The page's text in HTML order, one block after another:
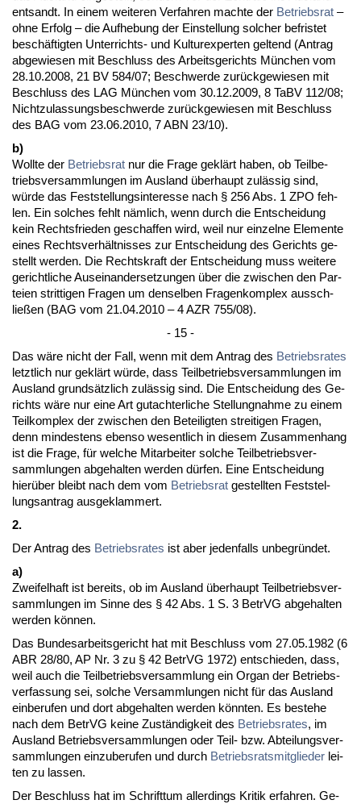
ent­sandt. In ei­nem wei­te­ren Ver­fah­ren mach­te der Be­triebs­rat –
oh­ne Er­folg – die Auf­he­bung der Ein­stel­lung sol­cher be­fris­tet
beschäftig­ten Un­ter­richts- und Kul­tur­ex­per­ten gel­tend (An­trag
ab­ge­wie­sen mit Be­schluss des Ar­beits­ge­richts München vom
28.10.2008, 21 BV 584/07; Be­schwer­de zurück­ge­wie­sen mit
Be­schluss des LAG München vom 30.12.2009, 8 TaBV 112/08;
Nicht­zu­las­sungs­be­schwer­de zurück­ge­wie­sen mit Be­schluss
des BAG vom 23.06.2010, 7 ABN 23/10).
b)
Woll­te der Be­triebs­rat nur die Fra­ge geklärt ha­ben, ob Teil­be­
triebs­ver­samm­lun­gen im Aus­land über­haupt zulässig sind,
würde das Fest­stel­lungs­in­ter­es­se nach § 256 Abs. 1 ZPO feh­
len. Ein sol­ches fehlt nämlich, wenn durch die Ent­schei­dung
kein Rechts­frie­den ge­schaf­fen wird, weil nur ein­zel­ne Ele­men­te
ei­nes Rechts­verhält­nis­ses zur Ent­schei­dung des Ge­richts ge­
stellt wer­den. Die Rechts­kraft der Ent­schei­dung muss wei­te­re
ge­richt­li­che Aus­ein­an­der­set­zun­gen über die zwi­schen den Par­
tei­en strit­ti­gen Fra­gen um den­sel­ben Fra­gen­kom­plex aus­sch­
ließen (BAG vom 21.04.2010 – 4 AZR 755/08).
- 15 -
Das wäre nicht der Fall, wenn mit dem An­trag des Be­triebs­ra­tes
letzt­lich nur geklärt würde, dass Teil­be­triebs­ver­samm­lun­gen im
Aus­land grundsätz­lich zulässig sind. Die Ent­schei­dung des Ge­
richts wäre nur ei­ne Art gut­ach­ter­li­che Stel­lung­nah­me zu ei­nem
Teil­kom­plex der zwi­schen den Be­tei­lig­ten strei­ti­gen Fra­gen,
denn min­des­tens eben­so we­sent­lich in die­sem Zu­sam­men­hang
ist die Fra­ge, für wel­che Mit­ar­bei­ter sol­che Teil­be­triebs­ver­
samm­lun­gen ab­ge­hal­ten wer­den dürfen. Ei­ne Ent­schei­dung
hierüber bleibt nach dem vom Be­triebs­rat ge­stell­ten Fest­stel­
lungs­an­trag aus­ge­klam­mert.
2.
Der An­trag des Be­triebs­ra­tes ist aber je­den­falls un­be­gründet.
a)
Zwei­fel­haft ist be­reits, ob im Aus­land über­haupt Teil­be­triebs­ver­
samm­lun­gen im Sin­ne des § 42 Abs. 1 S. 3 Be­trVG ab­ge­hal­ten
wer­den können.
Das Bun­des­ar­beits­ge­richt hat mit Be­schluss vom 27.05.1982 (6
ABR 28/80, AP Nr. 3 zu § 42 Be­trVG 1972) ent­schie­den, dass,
weil auch die Teil­be­triebs­ver­samm­lung ein Or­gan der Be­triebs­
ver­fas­sung sei, sol­che Ver­samm­lun­gen nicht für das Aus­land
ein­be­ru­fen und dort ab­ge­hal­ten wer­den könn­ten. Es be­ste­he
nach dem Be­trVG kei­ne Zuständig­keit des Be­triebs­ra­tes, im
Aus­land Be­triebs­ver­samm­lun­gen oder Teil- bzw. Ab­tei­lungs­ver­
samm­lun­gen ein­zu­be­ru­fen und durch Be­triebs­rats­mit­glie­der lei­
ten zu las­sen.
Der Be­schluss hat im Schrift­tum al­ler­dings Kri­tik er­fah­ren. Ge­